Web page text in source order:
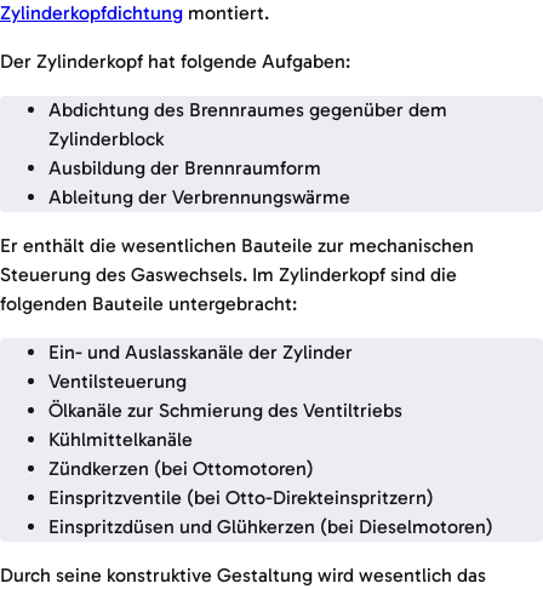
Zylinderkopfdichtung montiert.
Der Zylinderkopf hat folgende Aufgaben:
Abdichtung des Brennraumes gegenüber dem
Zylinderblock
Ausbildung der Brennraumform
Ableitung der Verbrennungswärme
Er enthält die wesentlichen Bauteile zur mechanischen
Steuerung des Gaswechsels. Im Zylinderkopf sind die
folgenden Bauteile untergebracht:
Ein- und Auslasskanäle der Zylinder
Ventilsteuerung
Ölkanäle zur Schmierung des Ventiltriebs
Kühlmittelkanäle
Zündkerzen (bei Ottomotoren)
Einspritzventile (bei Otto-Direkteinspritzern)
Einspritzdüsen und Glühkerzen (bei Dieselmotoren)
Durch seine konstruktive Gestaltung wird wesentlich das